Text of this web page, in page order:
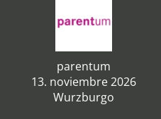
parentum
13. noviembre 2026
Wurzburgo